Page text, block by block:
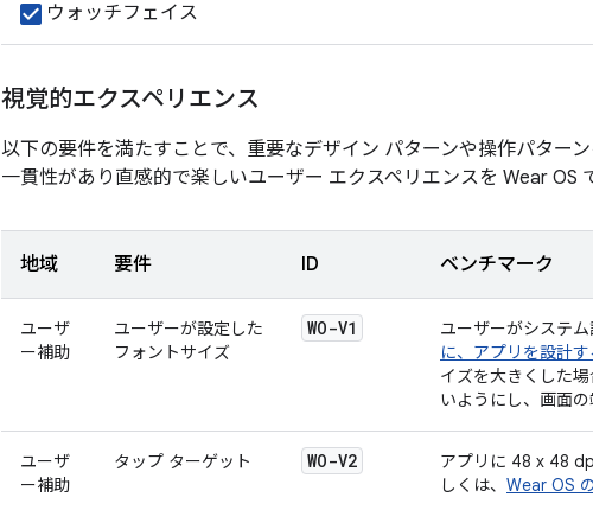
ウォッチフェイス
視覚的エクスペリエンス
以下の要件を満たすことで、重要なデザイン パターンや操作パター
一貫性があり直感的で楽しいユーザー エクスペリエンスを Wear OS
地域 要件 ID ベンチマーク
ユーザ
ー補助
ユーザーが設定した
フォントサイズ
WO-V1 ユーザーがシステ
に、アプリを設計す
イズを大きくした
いようにし、画面
ユーザ
ー補助
タップ ターゲット WO-V2
アプリに 48 x 48
しくは、 Wear OS